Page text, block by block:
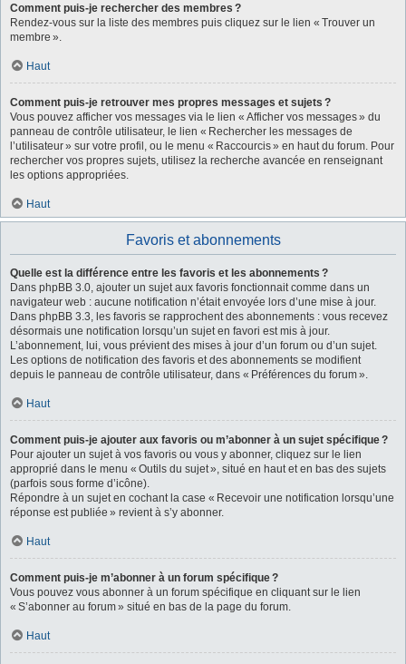
Comment puis-je rechercher des membres ?
Rendez-vous sur la liste des membres puis cliquez sur le lien « Trouver un
membre ».
Haut
Comment puis-je retrouver mes propres messages et sujets ?
Vous pouvez afficher vos messages via le lien « Afficher vos messages » du
panneau de contrôle utilisateur, le lien « Rechercher les messages de
l’utilisateur » sur votre profil, ou le menu « Raccourcis » en haut du forum. Pour
rechercher vos propres sujets, utilisez la recherche avancée en renseignant
les options appropriées.
Haut
Favoris et abonnements
Quelle est la différence entre les favoris et les abonnements ?
Dans phpBB 3.0, ajouter un sujet aux favoris fonctionnait comme dans un
navigateur web : aucune notification n’était envoyée lors d’une mise à jour.
Dans phpBB 3.3, les favoris se rapprochent des abonnements : vous recevez
désormais une notification lorsqu’un sujet en favori est mis à jour.
L’abonnement, lui, vous prévient des mises à jour d’un forum ou d’un sujet.
Les options de notification des favoris et des abonnements se modifient
depuis le panneau de contrôle utilisateur, dans « Préférences du forum ».
Haut
Comment puis-je ajouter aux favoris ou m’abonner à un sujet spécifique ?
Pour ajouter un sujet à vos favoris ou vous y abonner, cliquez sur le lien
approprié dans le menu « Outils du sujet », situé en haut et en bas des sujets
(parfois sous forme d’icône).
Répondre à un sujet en cochant la case « Recevoir une notification lorsqu’une
réponse est publiée » revient à s’y abonner.
Haut
Comment puis-je m’abonner à un forum spécifique ?
Vous pouvez vous abonner à un forum spécifique en cliquant sur le lien
« S’abonner au forum » situé en bas de la page du forum.
Haut